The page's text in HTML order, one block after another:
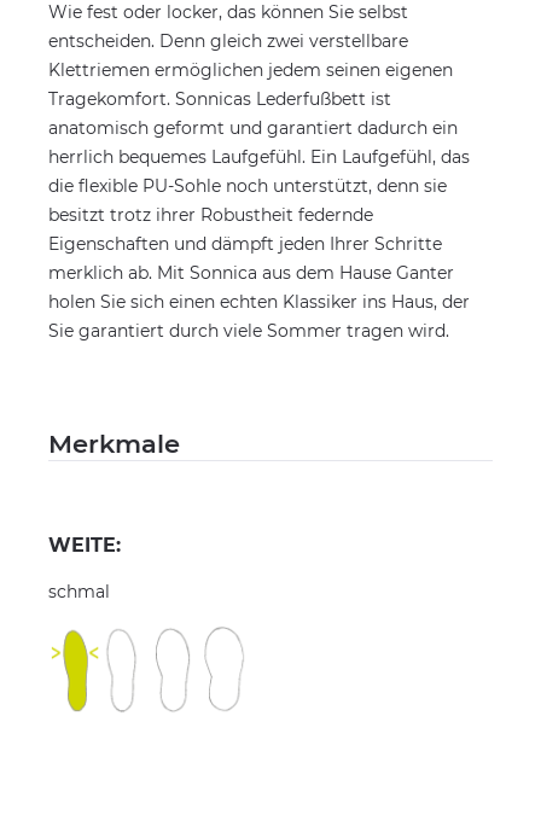
Wie fest oder locker, das können Sie selbst
entscheiden. Denn gleich zwei verstellbare
Klettriemen ermöglichen jedem seinen eigenen
Tragekomfort. Sonnicas Lederfußbett ist
anatomisch geformt und garantiert dadurch ein
herrlich bequemes Laufgefühl. Ein Laufgefühl, das
die flexible PU-Sohle noch unterstützt, denn sie
besitzt trotz ihrer Robustheit federnde
Eigenschaften und dämpft jeden Ihrer Schritte
merklich ab. Mit Sonnica aus dem Hause Ganter
holen Sie sich einen echten Klassiker ins Haus, der
Sie garantiert durch viele Sommer tragen wird.
Merkmale
WEITE:
schmal